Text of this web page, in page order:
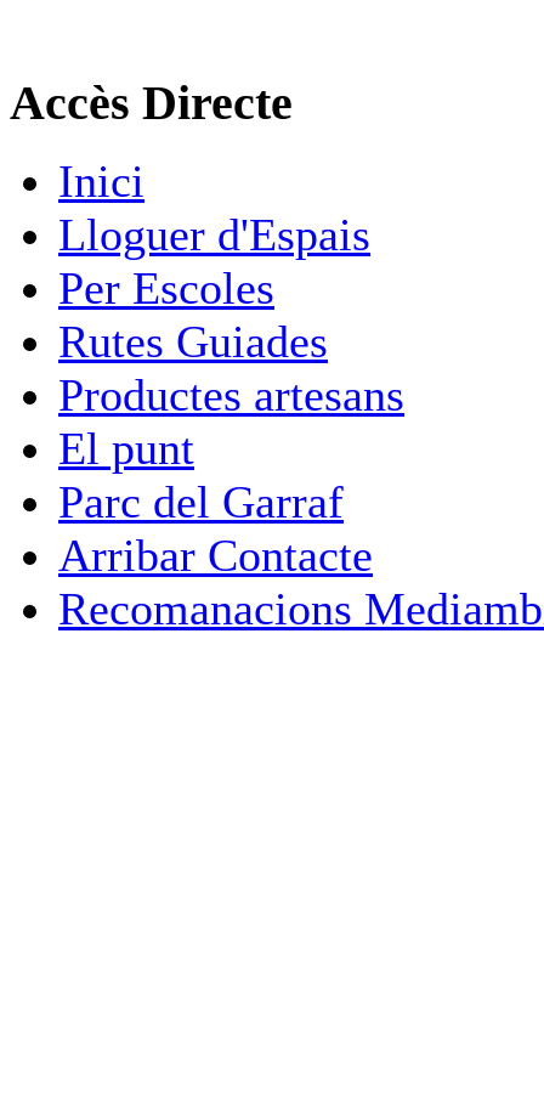
Accès Directe
Inici
Lloguer d'Espais
Per Escoles
Rutes Guiades
Productes artesans
El punt
Parc del Garraf
Arribar Contacte
Recomanacions